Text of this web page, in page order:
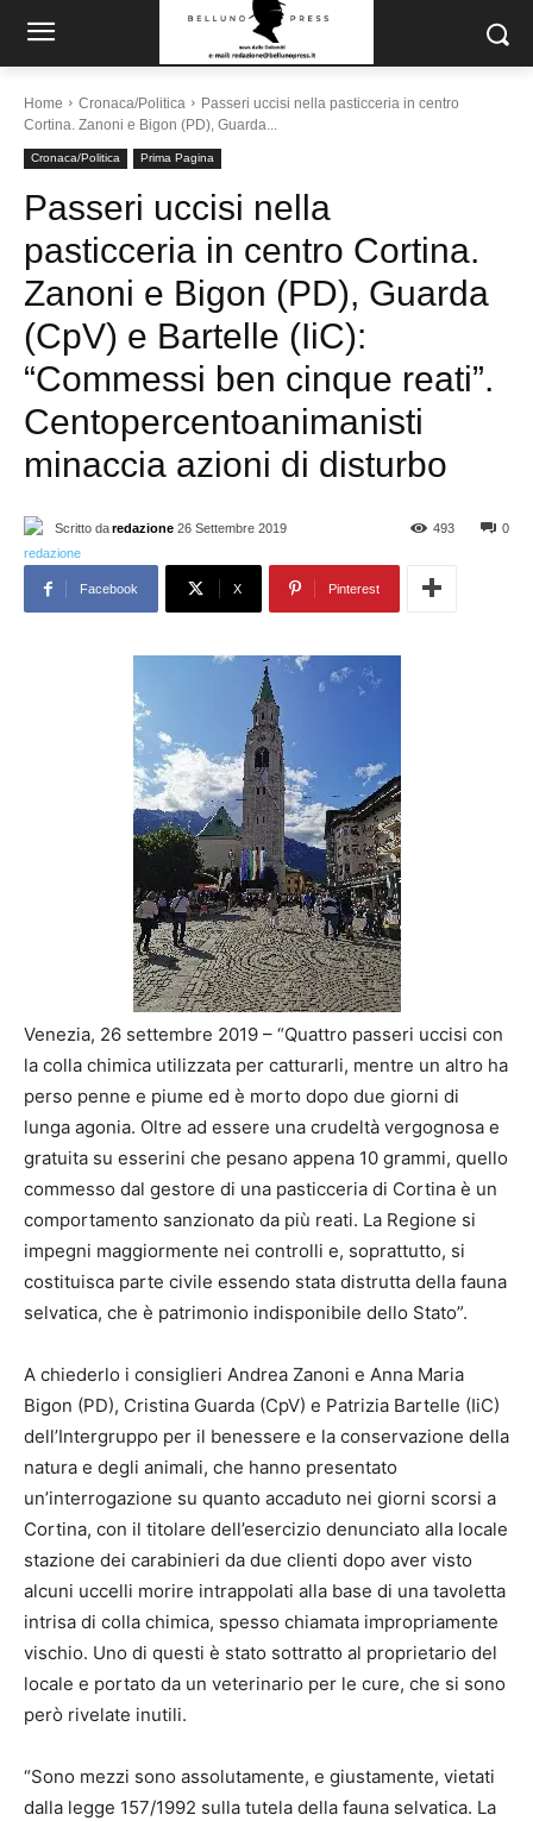
Home Cronaca/Politica
Passeri uccisi nella pasticceria in centro
Cortina. Zanoni e Bigon (PD), Guarda...
Cronaca/Politica Prima Pagina
Passeri uccisi nella
pasticceria in centro Cortina.
Zanoni e Bigon (PD), Guarda
(CpV) e Bartelle (IiC):
“Commessi ben cinque reati”.
Centopercentoanimanisti
minaccia azioni di disturbo
Scritto daredazione 26 Settembre 2019 0
493
Facebook X Pinterest
Venezia, 26 settembre 2019 – “Quattro passeri uccisi con
la colla chimica utilizzata per catturarli, mentre un altro ha
perso penne e piume ed è morto dopo due giorni di
lunga agonia. Oltre ad essere una crudeltà vergognosa e
gratuita su esserini che pesano appena 10 grammi, quello
commesso dal gestore di una pasticceria di Cortina è un
comportamento sanzionato da più reati. La Regione si
impegni maggiormente nei controlli e, soprattutto, si
costituisca parte civile essendo stata distrutta della fauna
selvatica, che è patrimonio indisponibile dello Stato”.
A chiederlo i consiglieri Andrea Zanoni e Anna Maria
Bigon (PD), Cristina Guarda (CpV) e Patrizia Bartelle (IiC)
dell’Intergruppo per il benessere e la conservazione della
natura e degli animali, che hanno presentato
un’interrogazione su quanto accaduto nei giorni scorsi a
Cortina, con il titolare dell’esercizio denunciato alla locale
stazione dei carabinieri da due clienti dopo aver visto
alcuni uccelli morire intrappolati alla base di una tavoletta
intrisa di colla chimica, spesso chiamata impropriamente
vischio. Uno di questi è stato sottratto al proprietario del
locale e portato da un veterinario per le cure, che si sono
però rivelate inutili.
“Sono mezzi sono assolutamente, e giustamente, vietati
dalla legge 157/1992 sulla tutela della fauna selvatica. La